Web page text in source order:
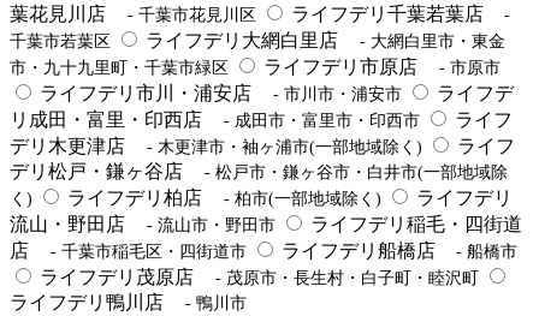
葉花見川店
- 千葉市花見川区 ライフデリ千葉若葉店
-
千葉市若葉区
ライフデリ大網白里店
- 大網白里市・東金
市・九十九里町・千葉市緑区
ライフデリ市原店 - 市原市
ライフデリ市川・浦安店 - 市川市・浦安市
ライフデ
リ成田・富里・印西店
- 成田市・富里市・印西市
ライフ
デリ木更津店
- 木更津市・袖ヶ浦市(一部地域除く)
ライフ
デリ松戸・鎌ヶ谷店
- 松戸市・鎌ヶ谷市・白井市(一部地域除
く)
ライフデリ柏店 - 柏市(一部地域除く)
ライフデリ
流山・野田店
- 流山市・野田市
ライフデリ稲毛・四街道
店
- 千葉市稲毛区・四街道市 ライフデリ船橋店 - 船橋市
ライフデリ茂原店 - 茂原市・長生村・白子町・睦沢町
ライフデリ鴨川店 - 鴨川市